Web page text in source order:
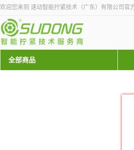
欢迎您来到 速动智能拧紧技术（广东）有限公司官
全部商品